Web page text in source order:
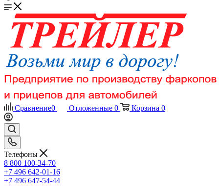
Сравнение0 Отложенные 0 Корзина 0
Телефоны
8 800 100-34-70
+7 496 642-01-16
+7 496 647-54-44